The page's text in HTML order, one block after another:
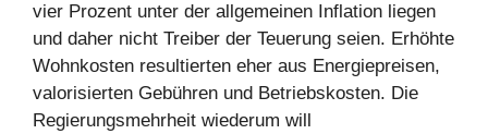
vier Prozent unter der allgemeinen Inflation liegen
und daher nicht Treiber der Teuerung seien. Erhöhte
Wohnkosten resultierten eher aus Energiepreisen,
valorisierten Gebühren und Betriebskosten. Die
Regierungsmehrheit wiederum will